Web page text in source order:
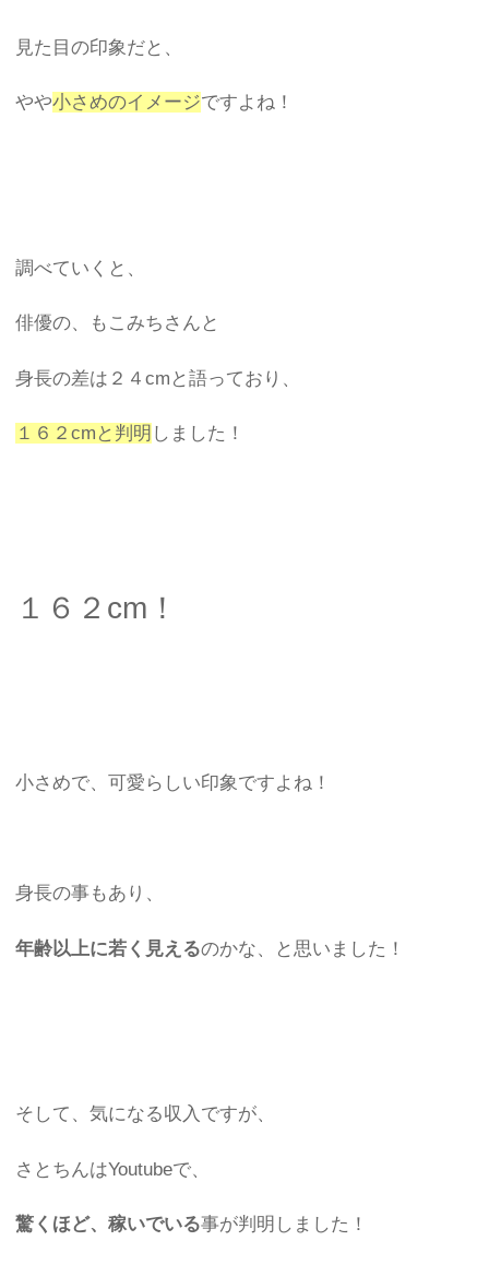
見た目の印象だと、
やや小さめのイメージですよね！
調べていくと、
俳優の、もこみちさんと
身長の差は２４cmと語っており、
１６２cmと判明 しました！
１６２cm！
小さめで、可愛らしい印象ですよね！
身長の事もあり、
年齢以上に若く見えるのかな、と思いました！
そして、気になる収入ですが、
さとちんはYoutubeで、
驚くほど、稼いでいる事が判明しました！